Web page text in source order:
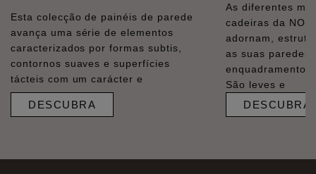
Esta colecção de painéis de parede
avança uma série de elementos
caracterizados por formas subtis,
contornos suaves e superfícies
tácteis com um carácter e
DESCUBRA
As diferentes
cadeiras da
adornam,
as suas paredes
enquadramentos
São leves e
DESCUBRA